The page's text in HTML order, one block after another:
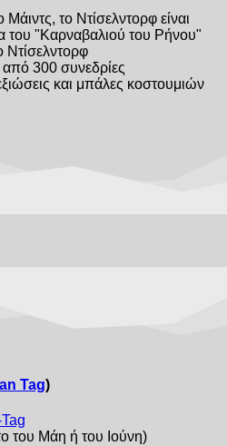
το Ντίσελντορφ είναι
του "Καρναβαλιού του Ρήνου"
300 συνεδρίες
και μπάλες κοστουμιών
Tag)
του Μάη ή του Ιούνη)